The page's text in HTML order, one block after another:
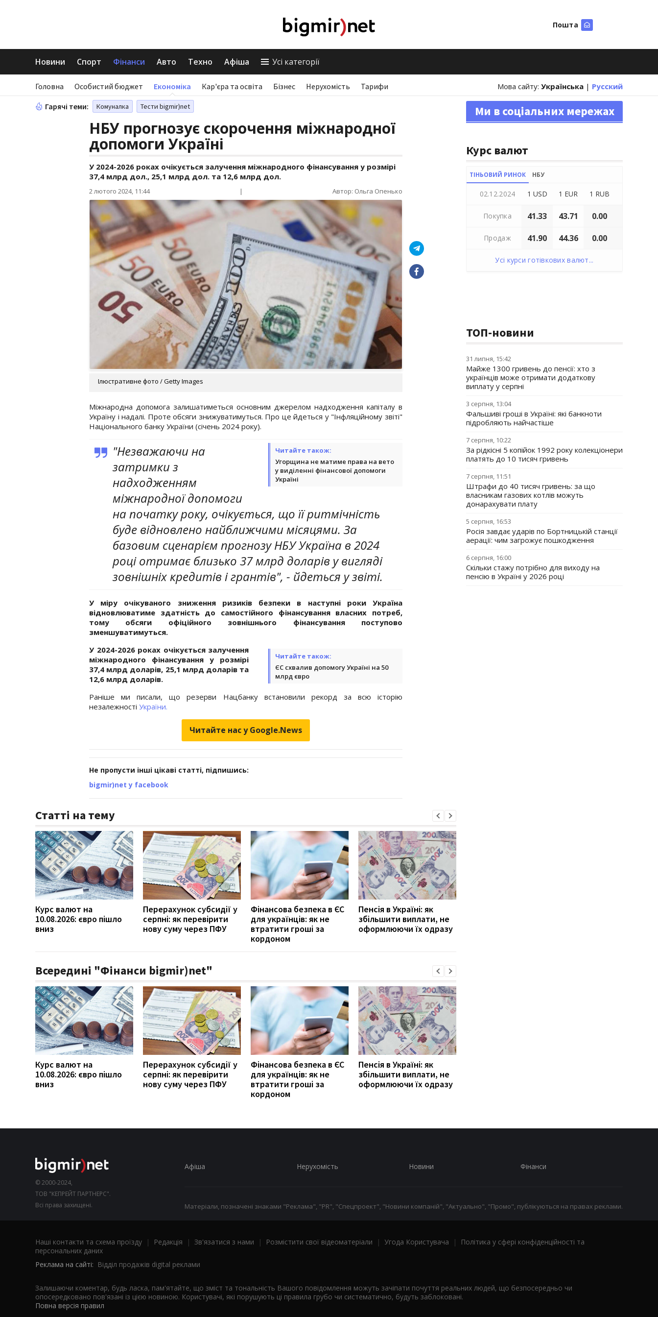
Пошта
Новини Спорт Фінанси Авто Техно Афіша Усі категорії
Головна Особистий бюджет Економіка Кар'єра та освіта Бізнес Нерухомість Тарифи Мова сайту: Українська | Русский
Гарячі теми: Комуналка Тести bigmir)net
НБУ прогнозує скорочення міжнародної
допомоги Україні
У 2024-2026 роках очікується залучення міжнародного фінансування у розмірі
37,4 млрд дол., 25,1 млрд дол. та 12,6 млрд дол.
2 лютого 2024, 11:44 | Автор: Ольга Опенько
Ілюстративне фото / Getty Images
Міжнародна допомога залишатиметься основним джерелом надходження капіталу в
Україну і надалі. Проте обсяги знижуватимуться. Про це йдеться у "Інфляційному звіті"
Національного банку України (січень 2024 року).
Читайте також:
Угорщина не матиме права на вето
у виділенні фінансової допомоги
Україні
"Незважаючи на
затримки з
надходженням
міжнародної допомоги
на початку року, очікується, що її ритмічність
буде відновлено найближчими місяцями. За
базовим сценарієм прогнозу НБУ Україна в 2024
році отримає близько 37 млрд доларів у вигляді
зовнішніх кредитів і грантів", - йдеться у звіті.
У міру очікуваного зниження ризиків безпеки в наступні роки Україна
відновлюватиме здатність до самостійного фінансування власних потреб,
тому обсяги офіційного зовнішнього фінансування поступово
зменшуватимуться.
Читайте також:
ЄС схвалив допомогу Україні на 50
млрд євро
У 2024-2026 роках очікується залучення
міжнародного фінансування у розмірі
37,4 млрд доларів, 25,1 млрд доларів та
12,6 млрд доларів.
Раніше ми писали, що резерви Нацбанку встановили рекорд за всю історію
незалежності України.
Читайте нас у Google.News
Не пропусти інші цікаві статті, підпишись:
bigmir)net у facebook
Статті на тему
Курс валют на
10.08.2026: євро пішло
вниз
Перерахунок субсидії у
серпні: як перевірити
нову суму через ПФУ
Фінансова безпека в ЄС
для українців: як не
втратити гроші за
кордоном
Пенсія в Україні: як
збільшити виплати, не
оформлюючи їх одразу
Всередині "Фінанси bigmir)net"
Курс валют на
10.08.2026: євро пішло
вниз
Перерахунок субсидії у
серпні: як перевірити
нову суму через ПФУ
Фінансова безпека в ЄС
для українців: як не
втратити гроші за
кордоном
Пенсія в Україні: як
збільшити виплати, не
оформлюючи їх одразу
Ми в соціальних мережах
Курс валют
ТІНЬОВИЙ РИНОК НБУ
02.12.2024 1 USD 1 EUR 1 RUB
Покупка 41.33 43.71 0.00
Продаж 41.90 44.36 0.00
Усі курси готівкових валют...
ТОП-новини
31 липня, 15:42
Майже 1300 гривень до пенсії: хто з
українців може отримати додаткову
виплату у серпні
3 серпня, 13:04
Фальшиві гроші в Україні: які банкноти
підробляють найчастіше
7 серпня, 10:22
За рідкісні 5 копійок 1992 року колекціонери
платять до 10 тисяч гривень
7 серпня, 11:51
Штрафи до 40 тисяч гривень: за що
власникам газових котлів можуть
донарахувати плату
5 серпня, 16:53
Росія завдає ударів по Бортницькій станції
аерації: чим загрожує пошкодження
6 серпня, 16:00
Скільки стажу потрібно для виходу на
пенсію в Україні у 2026 році
© 2000-2024,
ТОВ "КЕПРЕЙТ ПАРТНЕРС".
Всі права захищені.
Афіша Нерухомість Новини Фінанси
Матеріали, позначені знаками "Реклама", "PR", "Спецпроект", "Новини компаній", "Актуально", "Промо", публікуються на правах реклами.
Наші контакти та схема проїзду | Редакція | Зв'язатися з нами | Розмістити свої відеоматеріали | Угода Користувача |
Політика у сфері конфіденційності та
персональних даних
Реклама на сайті: Відділ продажів digital реклами
Залишаючи коментар, будь ласка, пам'ятайте, що зміст та тональність Вашого повідомлення можуть зачіпати почуття реальних людей, що безпосередньо чи
опосередковано пов'язані із цією новиною. Користувачі, які порушують ці правила грубо чи систематично, будуть заблоковані.
Повна версія правил